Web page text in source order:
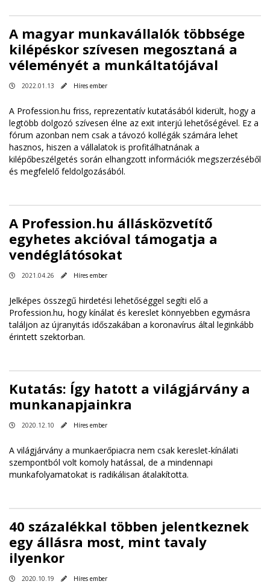
A magyar munkavállalók többsége
kilépéskor szívesen megosztaná a
véleményét a munkáltatójával
2022.01.13 Híres ember
A Profession.hu friss, reprezentatív kutatásából kiderült, hogy a
legtöbb dolgozó szívesen élne az exit interjú lehetőségével. Ez a
fórum azonban nem csak a távozó kollégák számára lehet
hasznos, hiszen a vállalatok is profitálhatnának a
kilépőbeszélgetés során elhangzott információk megszerzéséből
és megfelelő feldolgozásából.
A Profession.hu állásközvetítő
egyhetes akcióval támogatja a
vendéglátósokat
2021.04.26 Híres ember
Jelképes összegű hirdetési lehetőséggel segíti elő a
Profession.hu, hogy kínálat és kereslet könnyebben egymásra
találjon az újranyitás időszakában a koronavírus által leginkább
érintett szektorban.
Kutatás: Így hatott a világjárvány a
munkanapjainkra
2020.12.10 Híres ember
A világjárvány a munkaerőpiacra nem csak kereslet-kínálati
szempontból volt komoly hatással, de a mindennapi
munkafolyamatokat is radikálisan átalakította.
40 százalékkal többen jelentkeznek
egy állásra most, mint tavaly
ilyenkor
2020.10.19 Híres ember